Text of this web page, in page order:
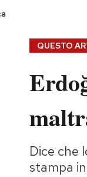
Storie/Idee
Ok Boomer!
QUESTO
Dice che
stampa